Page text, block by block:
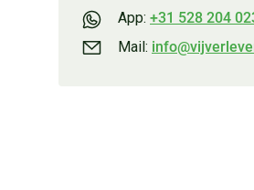
App: +31 528 204
Mail: